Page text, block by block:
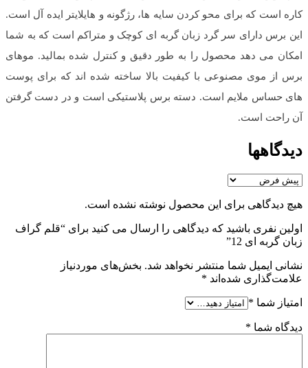
کاره است که برای محو کردن سایه ها، رژگونه و هایلایتر ایده آل است.
این برس دارای سر گرد زبان گربه ای کوچک و متراکم است که به شما
امکان می دهد محصول را به طور دقیق و کنترل شده بمالید. موهای
برس از موی مصنوعی با کیفیت بالا ساخته شده اند که برای پوست
های حساس ملایم است. دسته برس پلاستیکی است و در دست گرفتن
آن راحت است.
دیدگاهها
هیچ دیدگاهی برای این محصول نوشته نشده است.
اولین نفری باشید که دیدگاهی را ارسال می کنید برای “قلم گراف
زبان گربه ای 12”
نشانی ایمیل شما منتشر نخواهد شد. بخش‌های موردنیاز
علامت‌گذاری شده‌اند *
امتیاز شما *
دیدگاه شما *